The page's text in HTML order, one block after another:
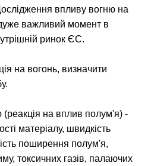
впливу вогню на
дуже важливий момент в
ринок ЄС.
на вогонь, визначити
(реакція на вплив полум'я) -
матеріалу, швидкість
поширення полум'я,
токсичних газів, палаючих